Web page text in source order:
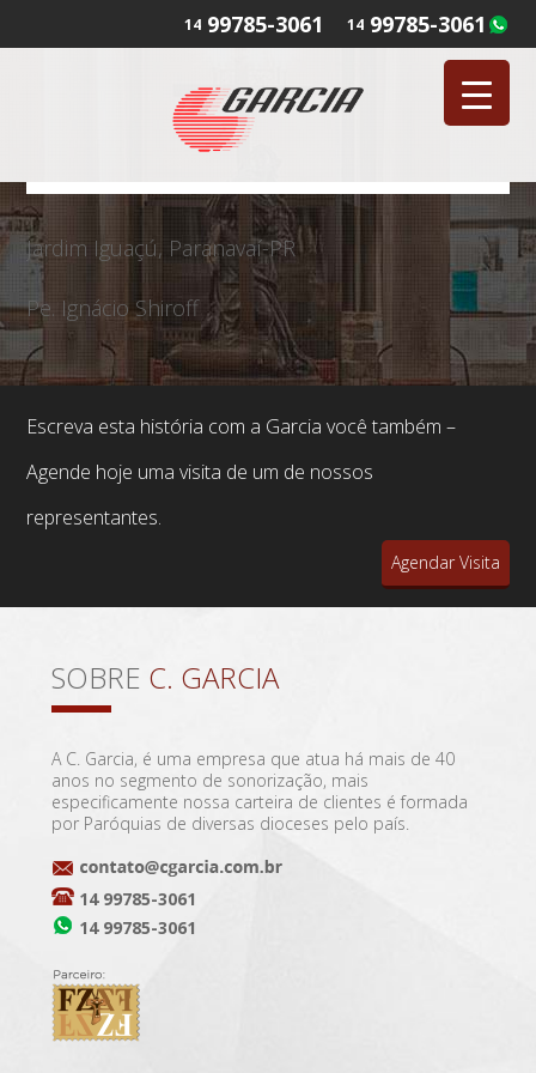
14 99785-3061
14 99785-3061
Jardim Iguaçú, Paranavaí-PR
Pe. Ignácio Shiroff
Escreva esta história com a Garcia você também –
Agende hoje uma visita de um de nossos
representantes.
Agendar Visita
SOBRE C. GARCIA
A C. Garcia, é uma empresa que atua há mais de 40
anos no segmento de sonorização, mais
especificamente nossa carteira de clientes é formada
por Paróquias de diversas dioceses pelo país.
14 99785-3061
14 99785-3061